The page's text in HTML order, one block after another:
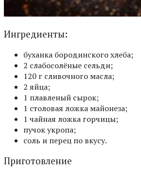
Ингредиенты:
буханка бородинского хлеба;
2 слабосолёные сельди;
120 г сливочного масла;
2 яйца;
1 плавленый сырок;
1 столовая ложка майонеза;
1 чайная ложка горчицы;
пучок укропа;
соль и перец по вкусу.
Приготовление